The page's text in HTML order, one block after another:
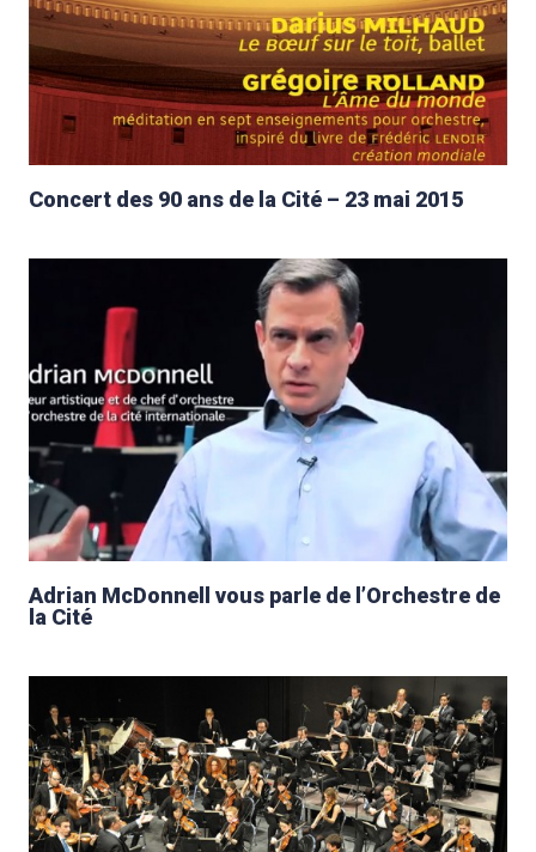
Concert des 90 ans de la Cité – 23 mai 2015
Adrian McDonnell vous parle de l’Orchestre de
la Cité